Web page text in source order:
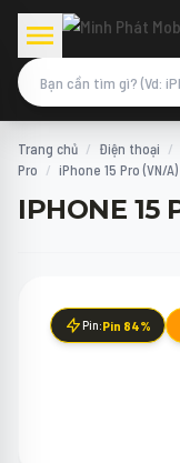
Trang chủ / Điện thoại /
Pro / iPhone 15 Pro (VN/A)
IPHONE 15
Pin:Pin 84%